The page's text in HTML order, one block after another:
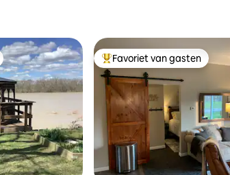
Topfavoriet van gasten
Favoriet van gasten